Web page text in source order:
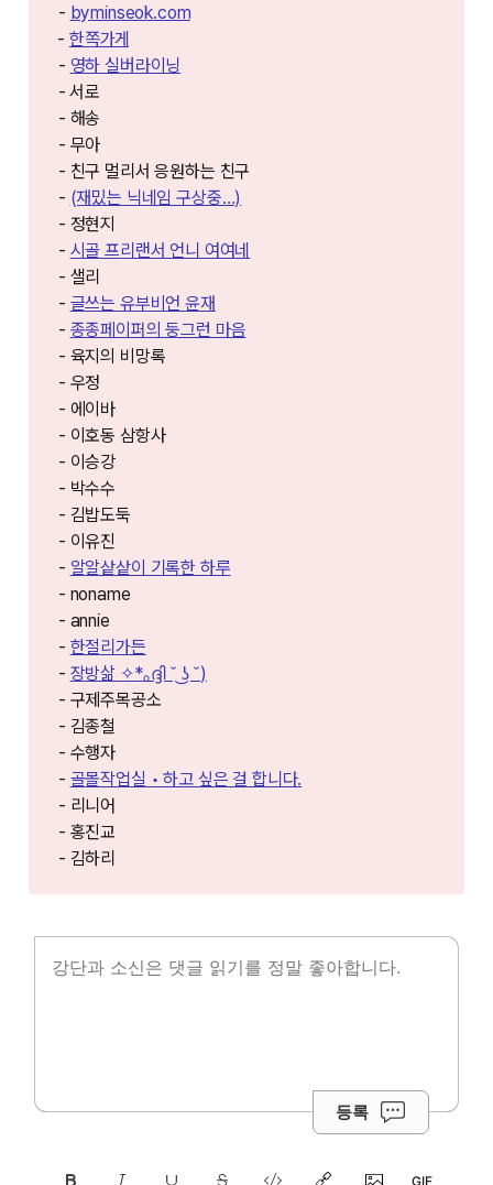
- byminseok.com⁠⁠⁠
⁠⁠⁠⁠- 한쪽가게⁠⁠⁠⁠⁠⁠⁠⁠
- 영하 실버라이닝
- ⁠⁠서로
- 해송
- 무아
- 친구 멀리서 응원하는 친구
- (재밌는 닉네임 구상중…)
- 정현지
- 시골 프리랜서 언니 여여네
- 샐리
- 글쓰는 유부비언 윤재
- 종종페이퍼의 둥그런 마음
- 육지의 비망록
- 우정
- 에이바
- 이호동 삼항사
- 이승강
- 박수수
- 김밥도둑
- 이유진
- 알알샅샅이 기록한 하루
- noname
- annie
- 한절리가든
- 장방삶 ✧*｡ദ്ദി ˘ ͜ʖ ˘)
- 구제주목공소
- 김종철
- 수행자
- 골몰작업실 • 하고 싶은 걸 합니다.
- 리니어
- 홍진교
- 김하리
등록